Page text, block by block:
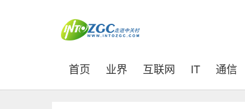
首页 (current)
业界 互联网 IT 通信